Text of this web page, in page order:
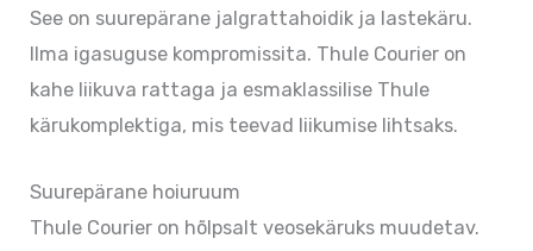
See on suurepärane jalgrattahoidik ja lastekäru.
Ilma igasuguse kompromissita. Thule Courier on
kahe liikuva rattaga ja esmaklassilise Thule
kärukomplektiga, mis teevad liikumise lihtsaks.
Suurepärane hoiuruum
Thule Courier on hõlpsalt veosekäruks muudetav.